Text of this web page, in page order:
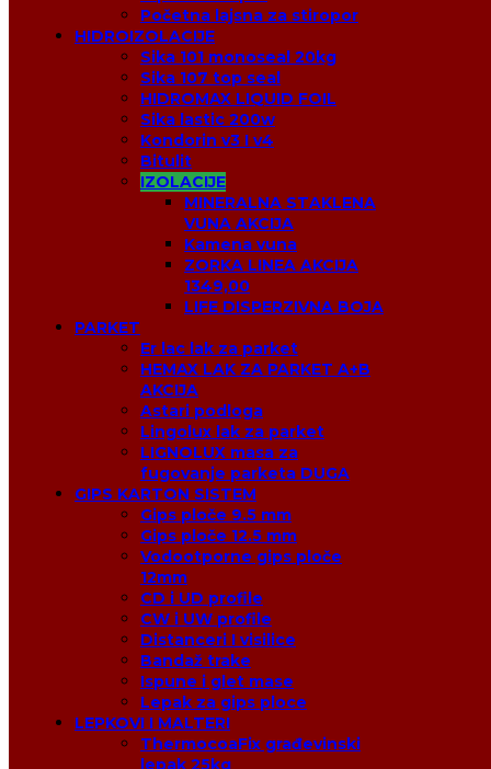
Početna lajsna za stiropor
HIDROIZOLACIJE
Sika 101 monoseal 20kg
Sika 107 top seal
HIDROMAX LIQUID FOIL
Sika lastic 200w
Kondorin v3 I v4
Bitulit
IZOLACIJE
MINERALNA STAKLENA
VUNA AKCIJA
Kamena vuna
ZORKA LINEA AKCIJA
1349,00
LIFE DISPERZIVNA BOJA
PARKET
Er lac lak za parket
HEMAX LAK ZA PARKET A+B
AKCIJA
Astari podloga
Lingolux lak za parket
LIGNOLUX masa za
fugovanje parketa DUGA
GIPS KARTON SISTEM
Gips ploče 9.5 mm
Gips ploče 12.5 mm
Vodootporne gips ploče
12mm
CD i UD profile
CW i UW profile
Distanceri I visilice
Bandaž trake
Ispune i glet mase
Lepak za gips ploce
LEPKOVI I MALTERI
ThermocoaFix građevinski
lepak 25kg